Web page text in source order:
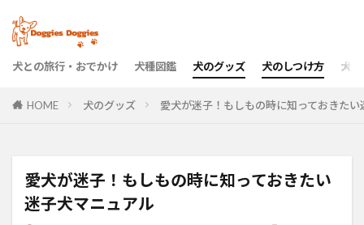
犬との旅行・おでかけ 犬種図鑑 犬のグッズ 犬のしつけ方 犬
HOME 犬のグッズ 愛犬が迷子！もしもの時に知っておきた
愛犬が迷子！もしもの時に知っておきたい
迷子犬マニュアル